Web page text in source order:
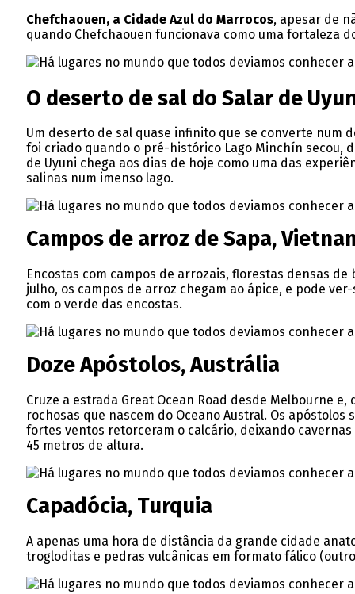
Chefchaouen, a Cidade Azul do Marrocos, apesar de
quando Chefchaouen funcionava como uma fortaleza
O deserto de sal do Salar de
Um deserto de sal quase infinito que se converte num
foi criado quando o pré-histórico Lago Minchín secou,
de Uyuni chega aos dias de hoje como uma das
salinas num imenso lago.
Campos de arroz de Sapa,
Encostas com campos de arrozais, florestas densas
julho, os campos de arroz chegam ao ápice, e pode
com o verde das encostas.
Doze Apóstolos, Austrália
Cruze a estrada Great Ocean Road desde Melbourne
rochosas que nascem do Oceano Austral. Os
fortes ventos retorceram o calcário, deixando
45 metros de altura.
Capadócia, Turquia
A apenas uma hora de distância da grande cidade
trogloditas e pedras vulcânicas em formato fálico